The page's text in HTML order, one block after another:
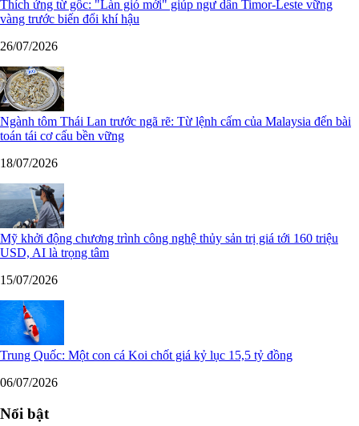
Thích ứng từ gốc: "Làn gió mới" giúp ngư dân Timor-Leste vững
vàng trước biến đổi khí hậu
26/07/2026
Ngành tôm Thái Lan trước ngã rẽ: Từ lệnh cấm của Malaysia đến bài
toán tái cơ cấu bền vững
18/07/2026
Mỹ khởi động chương trình công nghệ thủy sản trị giá tới 160 triệu
USD, AI là trọng tâm
15/07/2026
Trung Quốc: Một con cá Koi chốt giá kỷ lục 15,5 tỷ đồng
06/07/2026
Nổi bật